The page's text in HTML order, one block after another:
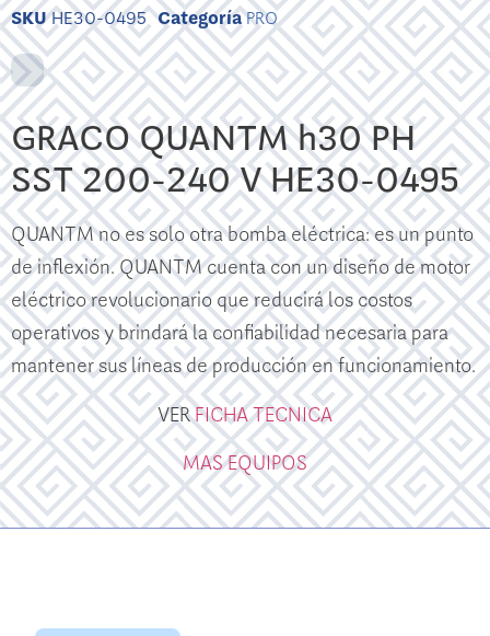
SKUHE30-0495 CategoríaPRO
GRACO QUANTM h30 PH
SST 200-240 V HE30-0495
QUANTM no es solo otra bomba eléctrica: es un punto
de inflexión. QUANTM cuenta con un diseño de motor
eléctrico revolucionario que reducirá los costos
operativos y brindará la confiabilidad necesaria para
mantener sus líneas de producción en funcionamiento.
VERFICHA TECNICA
MAS EQUIPOS